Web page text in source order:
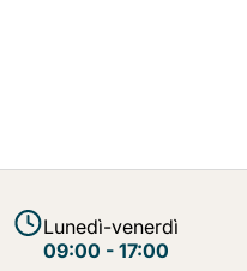
Lunedì-venerdì
09:00 - 17:00